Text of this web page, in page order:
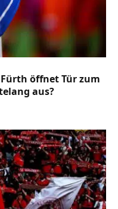
Fürth öffnet Tür zum
aus?